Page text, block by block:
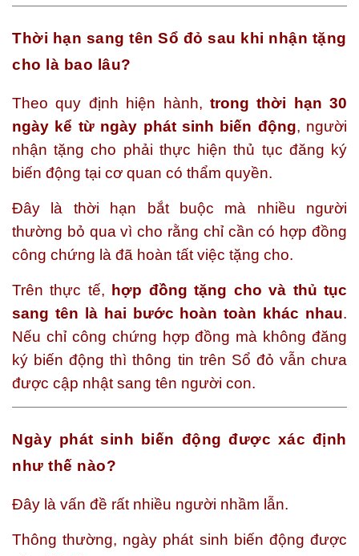
Thời hạn sang tên Sổ đỏ sau khi nhận tặng
cho là bao lâu?
Theo quy định hiện hành, trong thời hạn 30
ngày kể từ ngày phát sinh biến động, người
nhận tặng cho phải thực hiện thủ tục đăng ký
biến động tại cơ quan có thẩm quyền.
Đây là thời hạn bắt buộc mà nhiều người
thường bỏ qua vì cho rằng chỉ cần có hợp đồng
công chứng là đã hoàn tất việc tặng cho.
Trên thực tế, hợp đồng tặng cho và thủ tục
sang tên là hai bước hoàn toàn khác nhau.
Nếu chỉ công chứng hợp đồng mà không đăng
ký biến động thì thông tin trên Sổ đỏ vẫn chưa
được cập nhật sang tên người con.
Ngày phát sinh biến động được xác định
như thế nào?
Đây là vấn đề rất nhiều người nhầm lẫn.
Thông thường, ngày phát sinh biến động được